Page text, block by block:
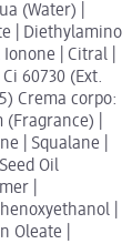
(Water) |
| Diethylamino
| Citral |
60730 (Ext.
Crema corpo:
|
| Squalane |
Oil
|
|
Oleate |